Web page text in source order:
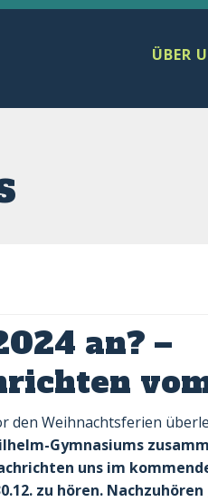
ÜBER
an? –
den Weihnachtsferien
Gymnasiums
uns im
zu hören.